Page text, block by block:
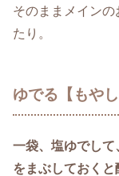
そのままメイン
たり。
ゆでる【もやし
一袋、塩ゆでし
をまぶしておくと